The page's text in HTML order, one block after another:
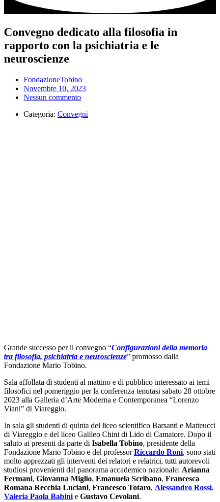
Convegno dedicato alla filosofia in
rapporto con la psichiatria e le
neuroscienze
FondazioneTobino
Novembre 10, 2023
Nessun commento
Categoria: Convegni
Grande successo per il convegno “Configurazioni della memoria
tra filosofia, psichiatria e neuroscienze” promosso dalla
Fondazione Mario Tobino.
Sala affollata di studenti al mattino e di pubblico interessato ai temi
filosofici nel pomeriggio per la conferenza tenutasi sabato 28 ottobre
2023 alla Galleria d’Arte Moderna e Contemporanea “Lorenzo
Viani” di Viareggio.
In sala gli studenti di quinta del liceo scientifico Barsanti e Matteucci
di Viareggio e del liceo Galileo Chini di Lido di Camaiore. Dopo il
saluto ai presenti da parte di Isabella Tobino, presidente della
Fondazione Mario Tobino e del professorRiccardo Roni, sono stati
molto apprezzati gli interventi dei relatori e relatrici, tutti autorevoli
studiosi provenienti dal panorama accademico nazionale: Arianna
Fermani, Giovanna Miglio, Emanuela Scribano, Francesca
Romana Recchia Luciani, Francesco Totaro, Alessandro Rossi,
Valeria Paola Babini e Gustavo Cevolani.